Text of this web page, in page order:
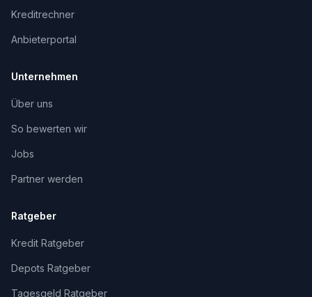
Kreditrechner
Anbieterportal
Unternehmen
Über uns
So bewerten wir
Jobs
Partner werden
Ratgeber
Kredit Ratgeber
Depots Ratgeber
Tagesgeld Ratgeber